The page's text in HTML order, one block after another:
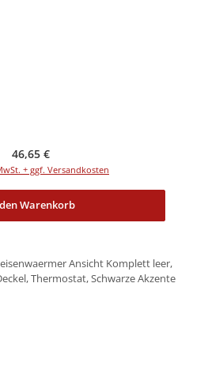
Regulärer Preis:
46,65 €
+ ggf. Versandkosten
Warenkorb